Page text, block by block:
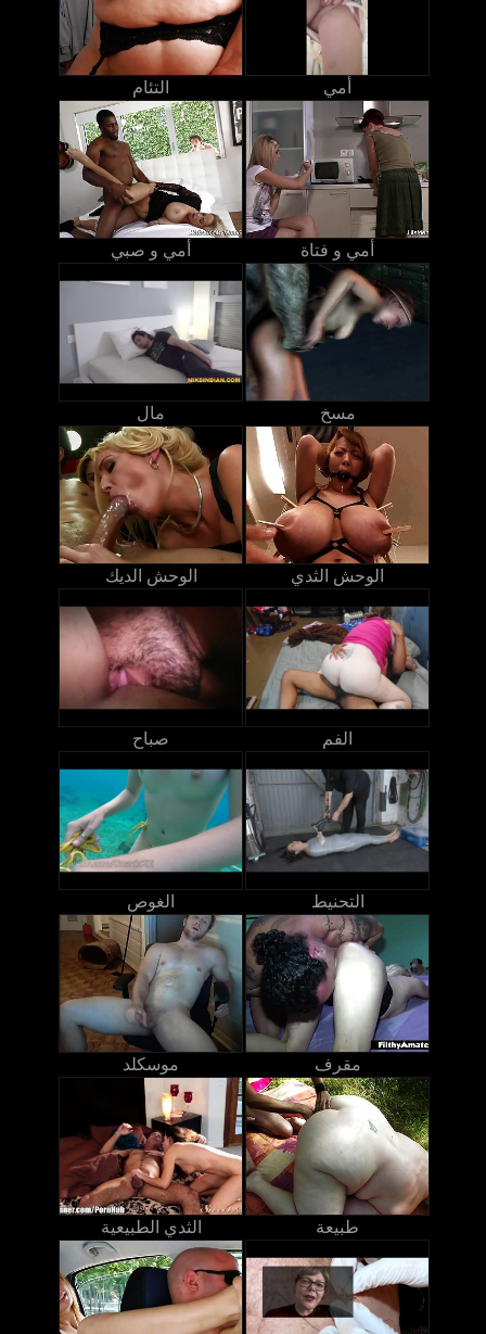
التئام أمي
أمي و صبي أمي و فتاة
مال مسخ
الوحش الديك الوحش الثدي
صباح الفم
الغوص التحنيط
موسكلد مقرف
الثدي الطبيعية طبيعة